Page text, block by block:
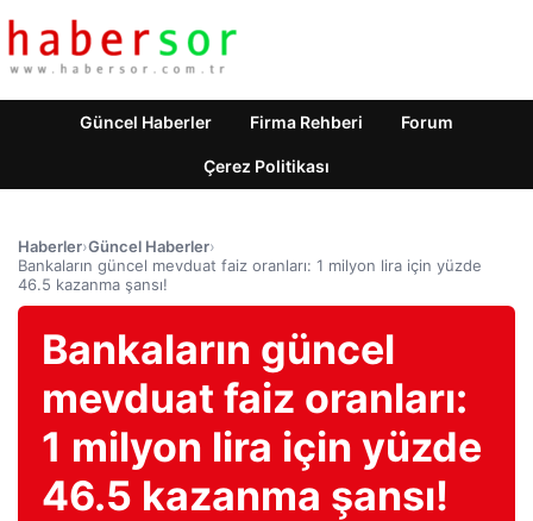
Güncel Haberler Firma Rehberi Forum
Çerez Politikası
Haberler›Güncel Haberler›
Bankaların güncel mevduat faiz oranları: 1 milyon lira için yüzde
46.5 kazanma şansı!
Bankaların güncel
mevduat faiz oranları:
1 milyon lira için yüzde
46.5 kazanma şansı!